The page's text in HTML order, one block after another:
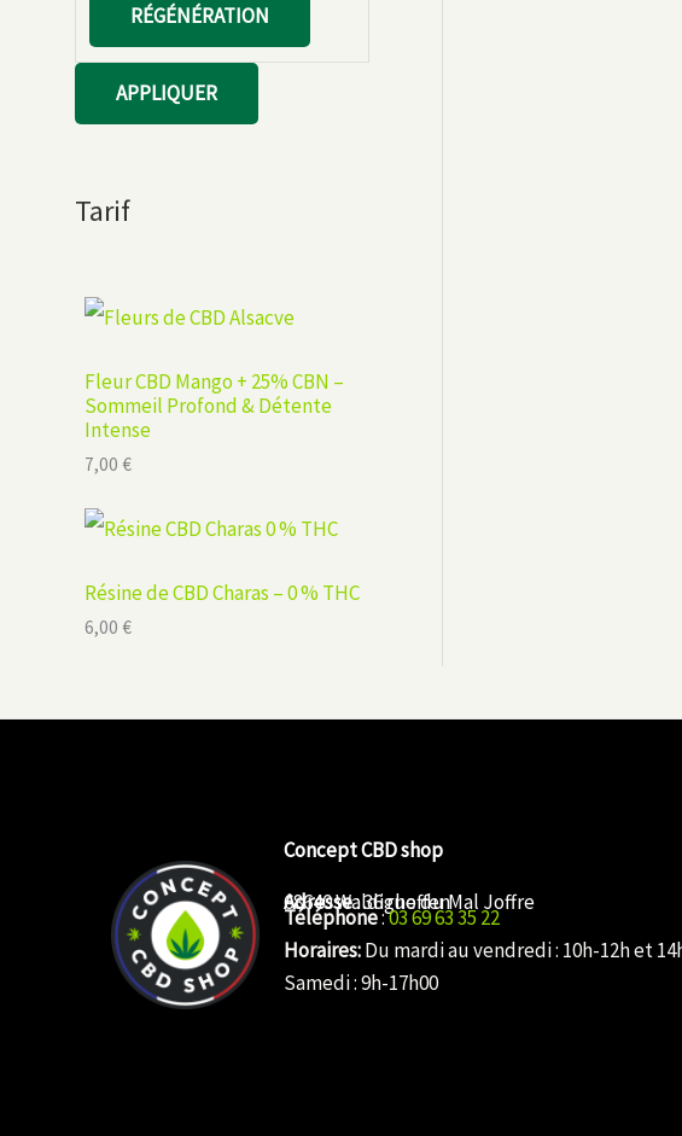
RÉGÉNÉRATION
APPLIQUER
Tarif
Fleur CBD Mango + 25% CBN –
Sommeil Profond & Détente
Intense
7,00 €
Résine de CBD Charas – 0 % THC
6,00 €
Concept CBD shop
Adresse: 36 rue du Mal Joffre
68640 Waldighoffen
Téléphone:03 69 63 35 22
Horaires:Du mardi au vendredi : 10h-12h et
Samedi : 9h-17h00